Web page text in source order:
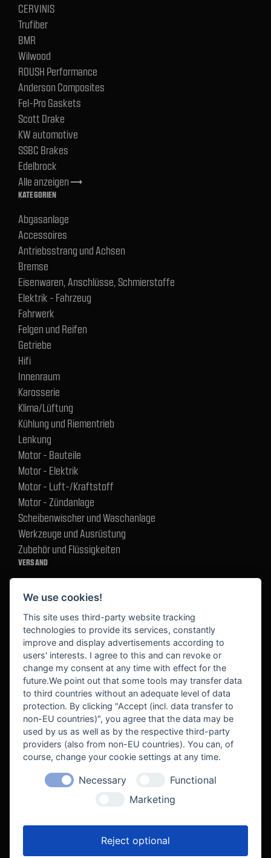
CERVINIS
Trufiber
BMR
Wilwood
ROUSH Performance
Anderson Composites
Fel-Pro Gaskets
Scott Drake
KW automotive
SSBC Brakes
Edelbrock
Alle anzeigentrending_flat
KATEGORIEN
Abgasanlage
Accessoires
Antriebsstrang und Achsen
Bremse
Eisenwaren, Anschlüsse, Schmierstoffe
Elektrik - Fahrzeug
Fahrwerk
Felgen und Reifen
Getriebe
Hifi
Innenraum
Karosserie
Klima/Lüftung
Kühlung und Riementrieb
Lenkung
Motor - Bauteile
Motor - Elektrik
Motor - Luft-/Kraftstoff
Motor - Zündanlage
Scheibenwischer und Waschanlage
Werkzeuge und Ausrüstung
Zubehör und Flüssigkeiten
VERSAND
BEKANNT AUS
We use cookies!
This site uses third-party website tracking
technologies to provide its services, constantly
improve and display advertisements according to
users' interests. I agree to this and can revoke or
change my consent at any time with effect for the
future.We point out that some tools may transfer data
to third countries without an adequate level of data
protection. By clicking "Accept (incl. data transfer to
non-EU countries)", you agree that the data may be
used by us as well as by the respective third-party
providers (also from non-EU countries). You can, of
course, change your cookie settings at any time.
Necessary
Functional
Marketing
Reject optional